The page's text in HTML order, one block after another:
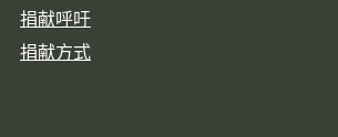
捐献呼吁
捐献方式